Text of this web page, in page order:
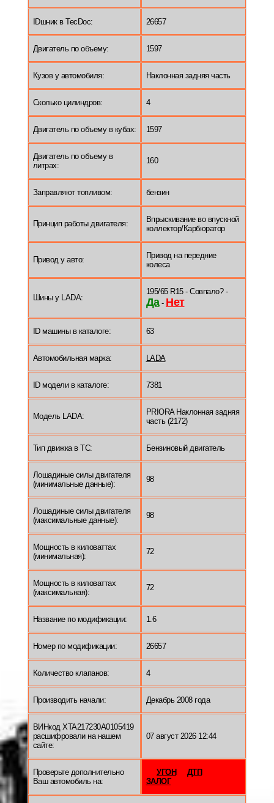
IDшник в TecDoc: 26657
Двигатель по объему: 1597
Кузов у автомобиля: Наклонная задняя часть
Сколько цилиндров: 4
Двигатель по объему в кубах: 1597
Двигатель по объему в
литрах:
160
Заправляют топливом: бензин
Принцип работы двигателя:
Впрыскивание во впускной
коллектор/Карбюратор
Привод у авто:
Привод на передние
колеса
Шины у LADA:
195/65 R15 - Совпало? -
Да- Нет
ID машины в каталоге: 63
Автомобильная марка: LADA
ID модели в каталоге: 7381
Модель LADA:
PRIORA Наклонная задняя
часть (2172)
Тип движка в ТС: Бензиновый двигатель
Лошадиные силы двигателя
(минимальные данные):
98
Лошадиные силы двигателя
(максимальные данные):
98
Мощность в киловаттах
(минимальная):
72
Мощность в киловаттах
(максимальная):
72
Название по модификации: 1.6
Номер по модификации: 26657
Количество клапанов: 4
Производить начали: Декабрь 2008 года
ВИНкод XTA217230A0105419
расшифровали на нашем
сайте:
07 август 2026 12:44
Проверьте дополнительно
Ваш автомобиль на:
УГОН
ДТП
ЗАЛОГ